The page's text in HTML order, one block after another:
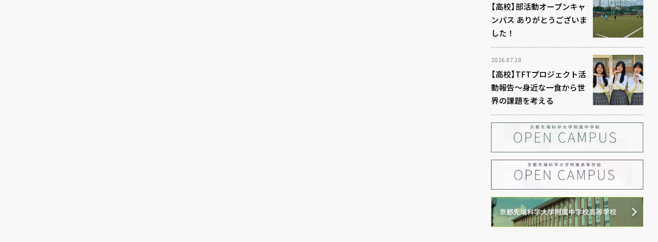
【高校】部活動オープンキャ
ンパス ありがとうございま
した！
2026.07.18
【高校】TFTプロジェクト活
動報告～身近な一食から世
界の課題を考える